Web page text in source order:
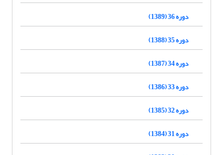
دوره 36 (1389)
دوره 35 (1388)
دوره 34 (1387)
دوره 33 (1386)
دوره 32 (1385)
دوره 31 (1384)